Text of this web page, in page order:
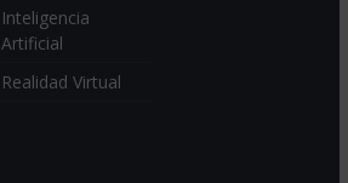
Inteligencia
Artificial
Realidad Virtual